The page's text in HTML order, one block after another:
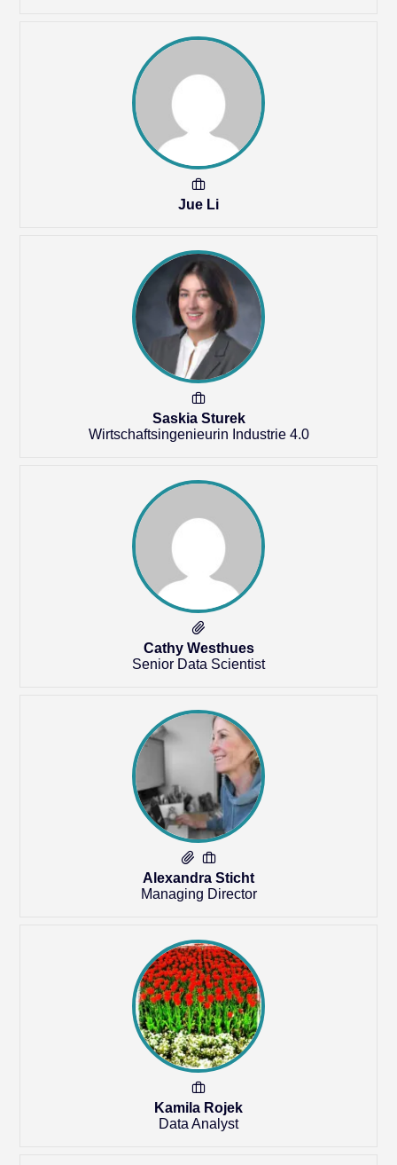
Jue Li
Saskia Sturek
Wirtschaftsingenieurin Industrie 4.0
Cathy Westhues
Senior Data Scientist
Alexandra Sticht
Managing Director
Kamila Rojek
Data Analyst